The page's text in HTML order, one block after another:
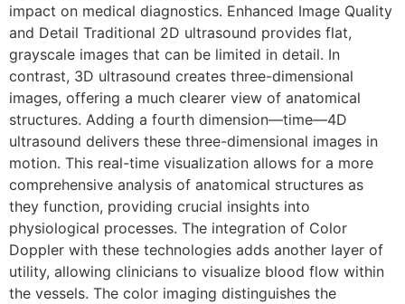
impact on medical diagnostics. Enhanced Image Quality
and Detail Traditional 2D ultrasound provides flat,
grayscale images that can be limited in detail. In
contrast, 3D ultrasound creates three-dimensional
images, offering a much clearer view of anatomical
structures. Adding a fourth dimension—time—4D
ultrasound delivers these three-dimensional images in
motion. This real-time visualization allows for a more
comprehensive analysis of anatomical structures as
they function, providing crucial insights into
physiological processes. The integration of Color
Doppler with these technologies adds another layer of
utility, allowing clinicians to visualize blood flow within
the vessels. The color imaging distinguishes the